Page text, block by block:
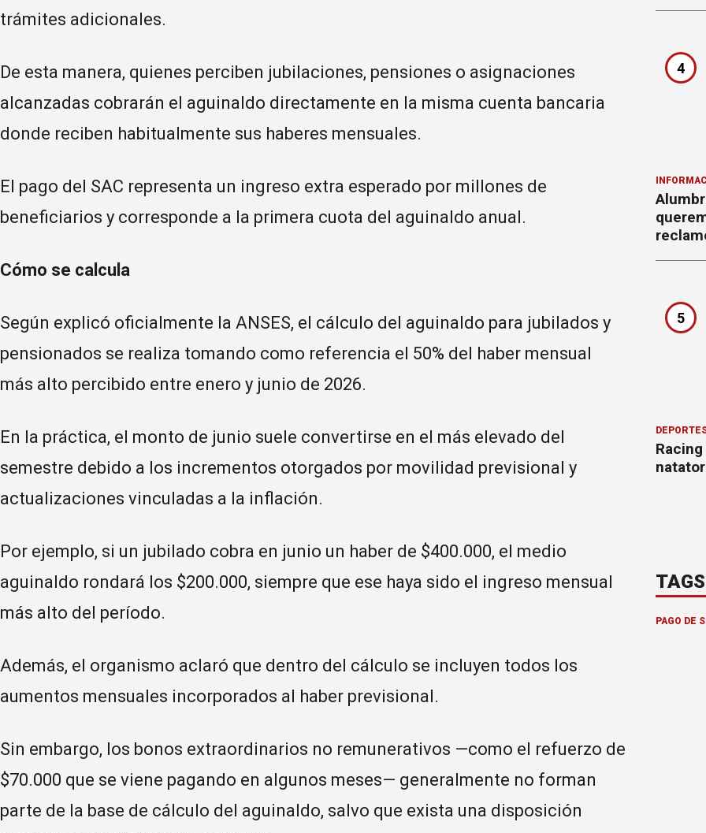
trámites adicionales.
De esta manera, quienes perciben jubilaciones, pensiones o asignaciones
alcanzadas cobrarán el aguinaldo directamente en la misma cuenta bancaria
donde reciben habitualmente sus haberes mensuales.
El pago del SAC representa un ingreso extra esperado por millones de
beneficiarios y corresponde a la primera cuota del aguinaldo anual.
Cómo se calcula
Según explicó oficialmente la ANSES, el cálculo del aguinaldo para jubilados y
pensionados se realiza tomando como referencia el 50% del haber mensual
más alto percibido entre enero y junio de 2026.
En la práctica, el monto de junio suele convertirse en el más elevado del
semestre debido a los incrementos otorgados por movilidad previsional y
actualizaciones vinculadas a la inflación.
Por ejemplo, si un jubilado cobra en junio un haber de $400.000, el medio
aguinaldo rondará los $200.000, siempre que ese haya sido el ingreso mensual
más alto del período.
Además, el organismo aclaró que dentro del cálculo se incluyen todos los
aumentos mensuales incorporados al haber previsional.
Sin embargo, los bonos extraordinarios no remunerativos —como el refuerzo de
$70.000 que se viene pagando en algunos meses— generalmente no forman
parte de la base de cálculo del aguinaldo, salvo que exista una disposición
4
5
TAGS
PAGO DE